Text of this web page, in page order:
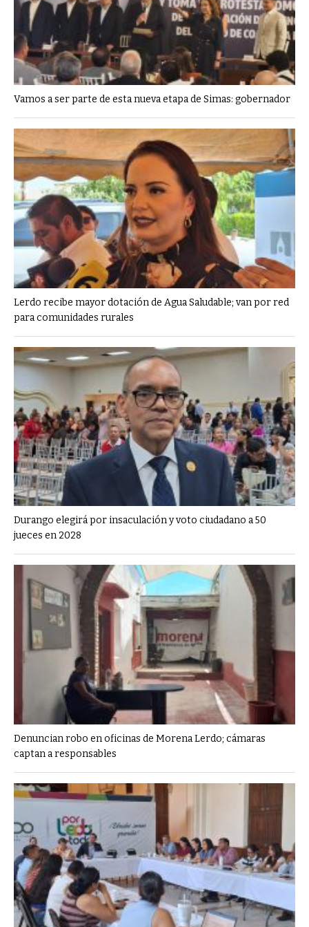
Vamos a ser parte de esta nueva etapa de Simas: gobernador
Lerdo recibe mayor dotación de Agua Saludable; van por red
para comunidades rurales
Durango elegirá por insaculación y voto ciudadano a 50
jueces en 2028
Denuncian robo en oficinas de Morena Lerdo; cámaras
captan a responsables